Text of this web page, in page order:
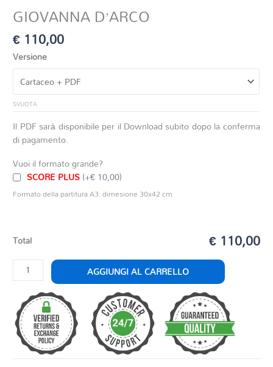
GIOVANNA D’ARCO
€ 110,00
Versione
SVUOTA
Il PDF sarà disponibile per il Download subito dopo la conferma
di pagamento.
Vuoi il formato grande?
SCORE PLUS(+€ 10,00)
Formato della partitura A3: dimesione 30x42 cm
Total € 110,00
GIOVANNA
D'ARCO
quantità
AGGIUNGI AL CARRELLO